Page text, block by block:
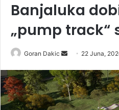
Banjaluka
„pump track“
Goran Dakic
n
d
a
22 Juna,